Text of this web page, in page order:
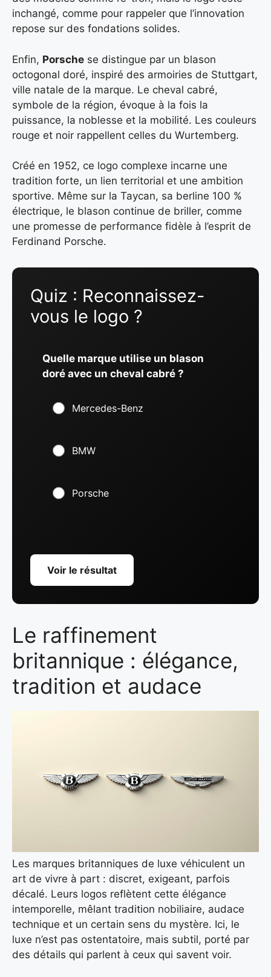
inchangé, comme pour rappeler que l’innovation
repose sur des fondations solides.
Enfin, Porsche se distingue par un blason
octogonal doré, inspiré des armoiries de Stuttgart,
ville natale de la marque. Le cheval cabré,
symbole de la région, évoque à la fois la
puissance, la noblesse et la mobilité. Les couleurs
rouge et noir rappellent celles du Wurtemberg.
Créé en 1952, ce logo complexe incarne une
tradition forte, un lien territorial et une ambition
sportive. Même sur la Taycan, sa berline 100 %
électrique, le blason continue de briller, comme
une promesse de performance fidèle à l’esprit de
Ferdinand Porsche.
Quiz : Reconnaissez-
vous le logo ?
Quelle marque utilise un blason
doré avec un cheval cabré ?
Mercedes-Benz
BMW
Porsche
Voir le résultat
Le raffinement
britannique : élégance,
tradition et audace
Les marques britanniques de luxe véhiculent un
art de vivre à part : discret, exigeant, parfois
décalé. Leurs logos reflètent cette élégance
intemporelle, mêlant tradition nobiliaire, audace
technique et un certain sens du mystère. Ici, le
luxe n’est pas ostentatoire, mais subtil, porté par
des détails qui parlent à ceux qui savent voir.